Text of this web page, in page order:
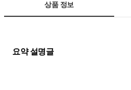
상품 정보
요약 설명글